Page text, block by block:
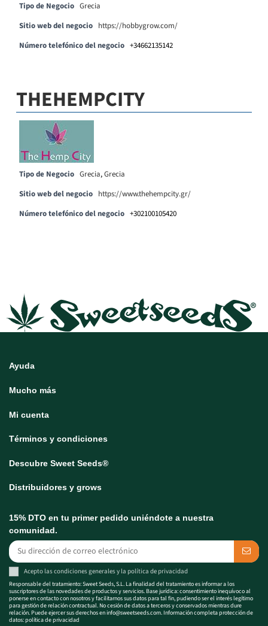
Tipo de Negocio Grecia
Sitio web del negocio https://hobbygrow.com/
Número telefónico del negocio +34662135142
THEHEMPCITY
Tipo de Negocio Grecia,Grecia
Sitio web del negocio https://www.thehempcity.gr/
Número telefónico del negocio +302100105420
Ayuda
Mucho más
Mi cuenta
Términos y condiciones
Descubre Sweet Seeds®
Distribuidores y grows
15% DTO en tu primer pedido uniéndote a nuestra
comunidad.
Acepto lascondiciones generalesy la política de privacidad
Responsable del tratamiento: Sweet Seeds, S.L. La finalidad del tratamiento es informar a los
suscriptores de las novedades de productos y servicios. Base jurídica: consentimiento inequívoco al
ponerse en contacto con nosotros y facilitarnos sus datos para tal fin, pudiendo ser el interés legítimo
para gestión de relación contractual. No cesión de datos a terceros y conservados mientras dure
relación. Puede ejercer sus derechos eninfo@sweetseeds.com. Información completa protección de
datos:política de privacidad